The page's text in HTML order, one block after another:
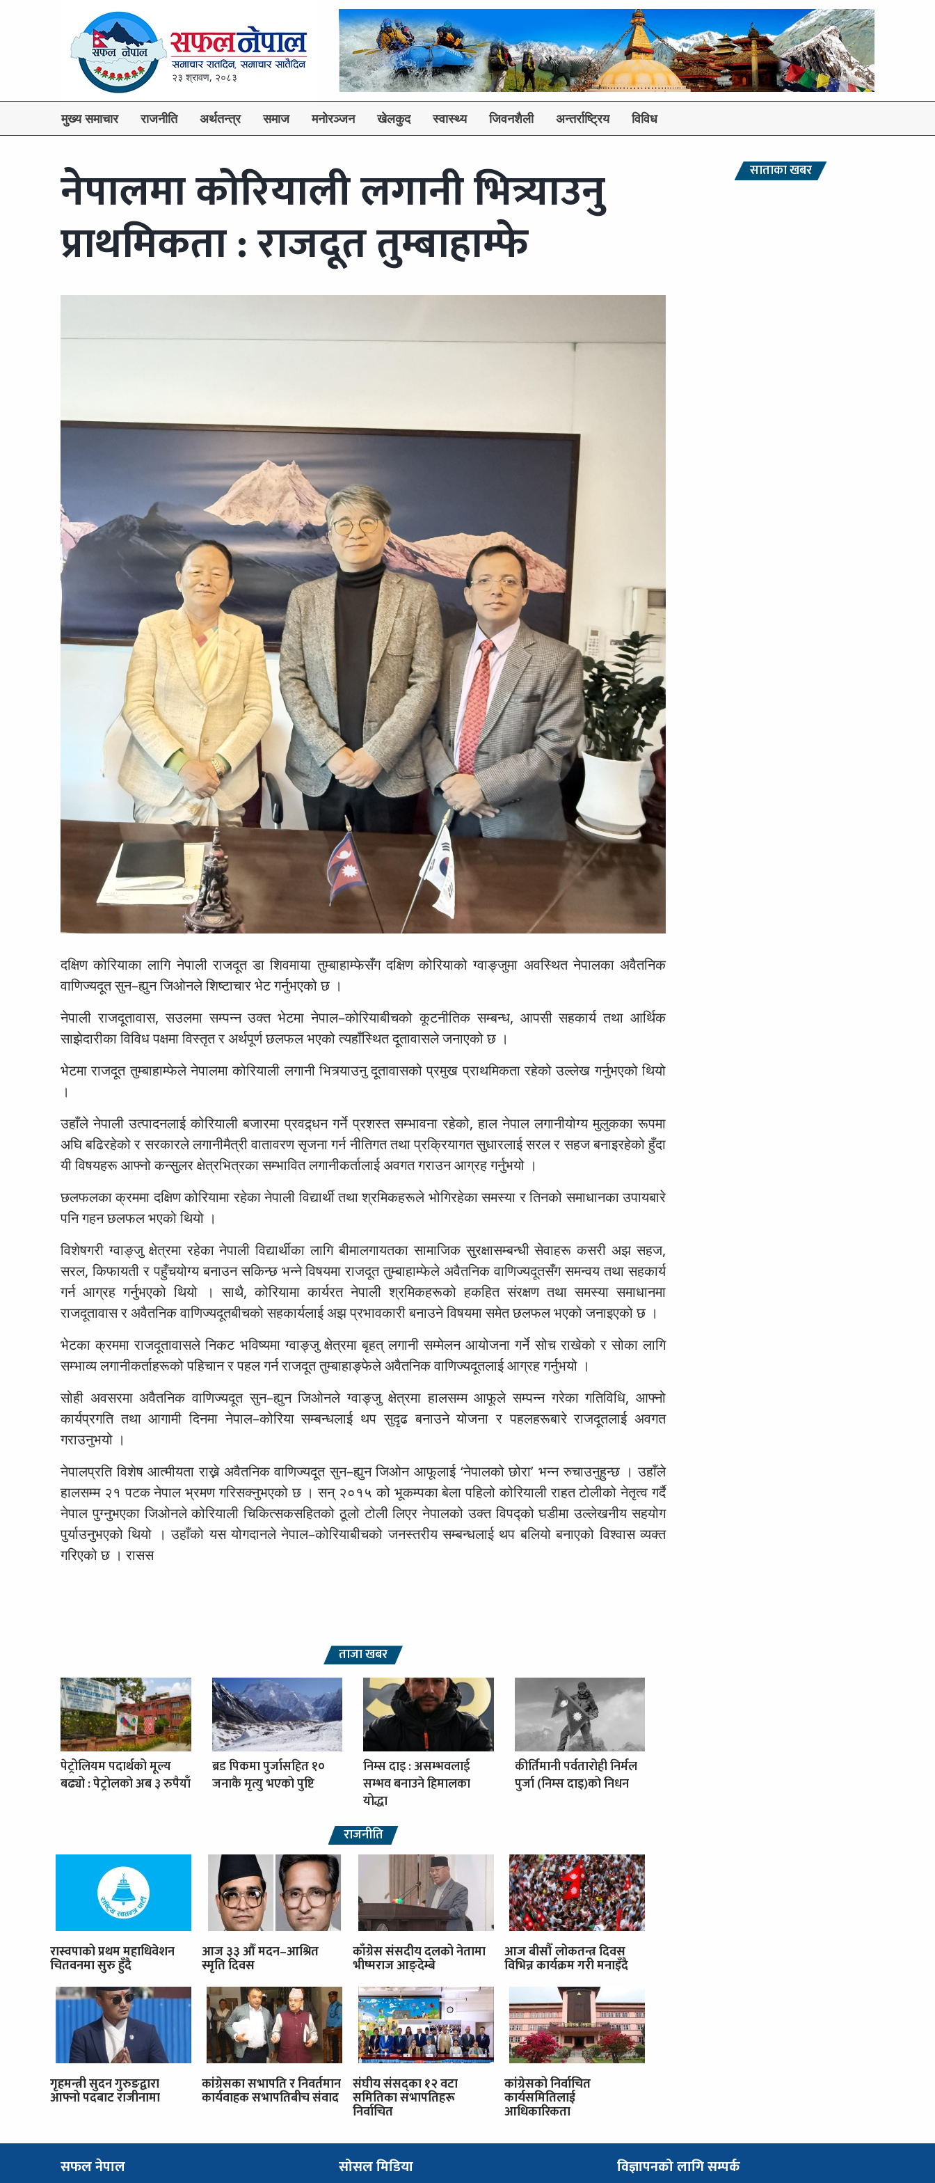
२३ श्रावण, २०८३
मुख्य समाचार राजनीति अर्थतन्त्र समाज मनोरञ्जन खेलकुद स्वास्थ्य जिवनशैली अन्तर्राष्ट्रिय विविध
नेपालमा कोरियाली लगानी भित्र्याउनु
प्राथमिकता : राजदूत तुम्बाहाम्फे
दक्षिण कोरियाका लागि नेपाली राजदूत डा शिवमाया तुम्बाहाम्फेसँग दक्षिण कोरियाको ग्वाङ्जुमा अवस्थित नेपालका अवैतनिक
वाणिज्यदूत सुन–ह्युन जिओनले शिष्टाचार भेट गर्नुभएको छ ।
नेपाली राजदूतावास, सउलमा सम्पन्न उक्त भेटमा नेपाल–कोरियाबीचको कूटनीतिक सम्बन्ध, आपसी सहकार्य तथा आर्थिक
साझेदारीका विविध पक्षमा विस्तृत र अर्थपूर्ण छलफल भएको त्यहाँस्थित दूतावासले जनाएको छ ।
भेटमा राजदूत तुम्बाहाम्फेले नेपालमा कोरियाली लगानी भित्र्याउनु दूतावासको प्रमुख प्राथमिकता रहेको उल्लेख गर्नुभएको थियो
।
उहाँले नेपाली उत्पादनलाई कोरियाली बजारमा प्रवद्र्धन गर्ने प्रशस्त सम्भावना रहेको, हाल नेपाल लगानीयोग्य मुलुकका रूपमा
अघि बढिरहेको र सरकारले लगानीमैत्री वातावरण सृजना गर्न नीतिगत तथा प्रक्रियागत सुधारलाई सरल र सहज बनाइरहेको हुँदा
यी विषयहरू आफ्नो कन्सुलर क्षेत्रभित्रका सम्भावित लगानीकर्तालाई अवगत गराउन आग्रह गर्नुभयो ।
छलफलका क्रममा दक्षिण कोरियामा रहेका नेपाली विद्यार्थी तथा श्रमिकहरूले भोगिरहेका समस्या र तिनको समाधानका उपायबारे
पनि गहन छलफल भएको थियो ।
विशेषगरी ग्वाङ्जु क्षेत्रमा रहेका नेपाली विद्यार्थीका लागि बीमालगायतका सामाजिक सुरक्षासम्बन्धी सेवाहरू कसरी अझ सहज,
सरल, किफायती र पहुँचयोग्य बनाउन सकिन्छ भन्ने विषयमा राजदूत तुम्बाहाम्फेले अवैतनिक वाणिज्यदूतसँग समन्वय तथा सहकार्य
गर्न आग्रह गर्नुभएको थियो । साथै, कोरियामा कार्यरत नेपाली श्रमिकहरूको हकहित संरक्षण तथा समस्या समाधानमा
राजदूतावास र अवैतनिक वाणिज्यदूतबीचको सहकार्यलाई अझ प्रभावकारी बनाउने विषयमा समेत छलफल भएको जनाइएको छ ।
भेटका क्रममा राजदूतावासले निकट भविष्यमा ग्वाङ्जु क्षेत्रमा बृहत् लगानी सम्मेलन आयोजना गर्ने सोच राखेको र सोका लागि
सम्भाव्य लगानीकर्ताहरूको पहिचान र पहल गर्न राजदूत तुम्बाहाङ्फेले अवैतनिक वाणिज्यदूतलाई आग्रह गर्नुभयो ।
सोही अवसरमा अवैतनिक वाणिज्यदूत सुन–ह्युन जिओनले ग्वाङ्जु क्षेत्रमा हालसम्म आफूले सम्पन्न गरेका गतिविधि, आफ्नो
कार्यप्रगति तथा आगामी दिनमा नेपाल–कोरिया सम्बन्धलाई थप सुदृढ बनाउने योजना र पहलहरूबारे राजदूतलाई अवगत
गराउनुभयो ।
नेपालप्रति विशेष आत्मीयता राख्ने अवैतनिक वाणिज्यदूत सुन–ह्युन जिओन आफूलाई ‘नेपालको छोरा’ भन्न रुचाउनुहुन्छ । उहाँले
हालसम्म २१ पटक नेपाल भ्रमण गरिसक्नुभएको छ । सन् २०१५ को भूकम्पका बेला पहिलो कोरियाली राहत टोलीको नेतृत्व गर्दै
नेपाल पुग्नुभएका जिओनले कोरियाली चिकित्सकसहितको ठूलो टोली लिएर नेपालको उक्त विपद्को घडीमा उल्लेखनीय सहयोग
पुर्याउनुभएको थियो । उहाँको यस योगदानले नेपाल–कोरियाबीचको जनस्तरीय सम्बन्धलाई थप बलियो बनाएको विश्वास व्यक्त
गरिएको छ । रासस
ताजा खबर
पेट्रोलियम पदार्थको मूल्य
बढ्यो : पेट्रोलको अब ३ रुपैयाँ
ब्रड पिकमा पुर्जासहित १०
जनाकै मृत्यु भएको पुष्टि
निम्स दाइ : असम्भवलाई
सम्भव बनाउने हिमालका
योद्धा
कीर्तिमानी पर्वतारोही निर्मल
पुर्जा (निम्स दाइ)को निधन
राजनीति
रास्वपाको प्रथम महाधिवेशन
चितवनमा सुरु हुँदै
आज ३३ औँ मदन–आश्रित
स्मृति दिवस
काँग्रेस संसदीय दलको नेतामा
भीष्मराज आङ्देम्बे
आज बीसौँ लोकतन्त्र दिवस
विभिन्न कार्यक्रम गरी मनाइँदै
गृहमन्त्री सुदन गुरुङद्वारा
आफ्नो पदबाट राजीनामा
कांग्रेसका सभापति र निवर्तमान
कार्यवाहक सभापतिबीच संवाद
संघीय संसद्का १२ वटा
समितिका सभापतिहरू
निर्वाचित
कांग्रेसको निर्वाचित
कार्यसमितिलाई
आधिकारिकता
साताका खबर
सफल नेपाल सोसल मिडिया विज्ञापनको लागि सम्पर्क